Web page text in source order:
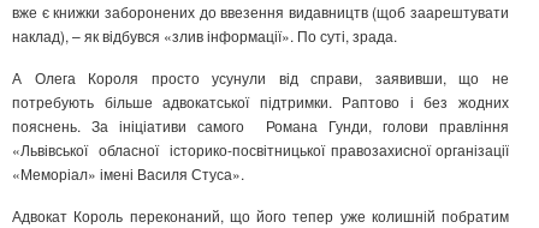
вже є книжки заборонених до ввезення видавництв (щоб заарештувати
наклад), – як відбувся «злив інформації». По суті, зрада.
А Олега Короля просто усунули від справи, заявивши, що не
потребують більше адвокатської підтримки. Раптово і без жодних
пояснень. За ініціативи самого Романа Гунди, голови правління
«Львівської обласної історико-посвітницької правозахисної організації
«Меморіал» імені Василя Стуса».
Адвокат Король переконаний, що його тепер уже колишній побратим